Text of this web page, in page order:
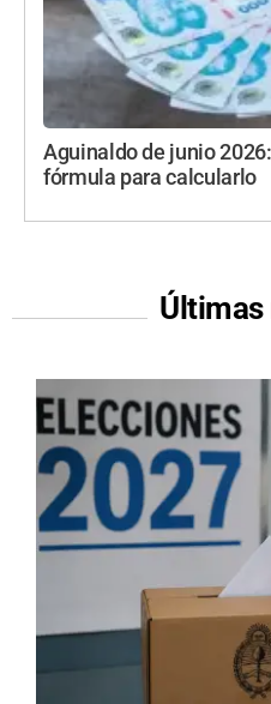
Aguinaldo de junio
fórmula para calcularlo
Últimas